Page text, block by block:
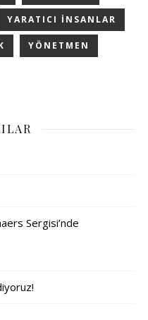
YARATICI INSANLAR
YÖNETMEN
Sergisi’nde